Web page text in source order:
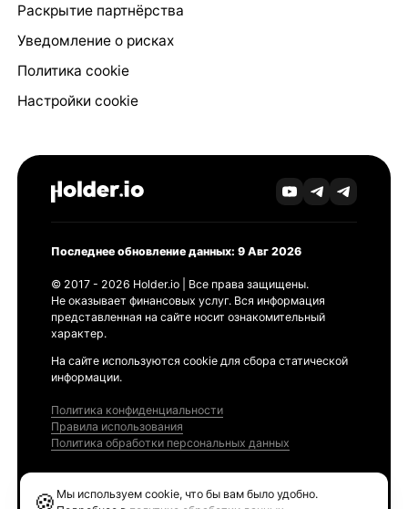
Раскрытие партнёрства
Уведомление о рисках
Политика cookie
Настройки cookie
Последнее обновление данных: 9 Авг 2026
© 2017 - 2026 Holder.io | Все права защищены.
Не оказывает финансовых услуг. Вся информация
представленная на сайте носит ознакомительный
характер.
На сайте используются cookie для сбора статической
информации.
Политика конфиденциальности
Правила использования
Политика обработки персональных данных
🍪 Мы используем cookie, что бы вам было удобно.